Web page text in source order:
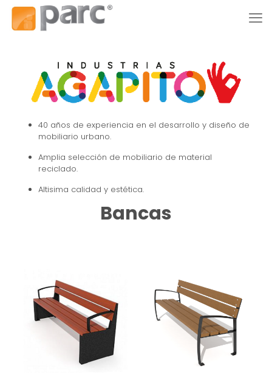
40 años de experiencia en el desarrollo y diseño de
mobiliario urbano.
Amplia selección de mobiliario de material
reciclado.
Altisima calidad y estética.
Bancas